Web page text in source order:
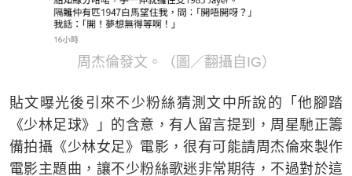
周杰倫發文。（圖／翻攝自IG）
貼文曝光後引來不少粉絲猜測文中所說的「他腳踏
《少林足球》」的含意，有人留言提到，周星馳正籌
備拍攝《少林女足》電影，很有可能請周杰倫來製作
電影主題曲，讓不少粉絲歌迷非常期待，不過對於這